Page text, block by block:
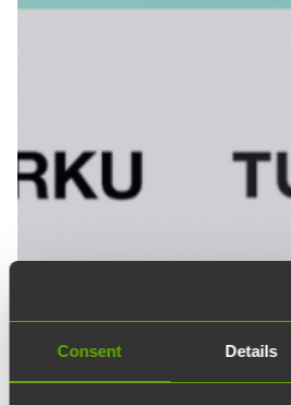
Consent Details